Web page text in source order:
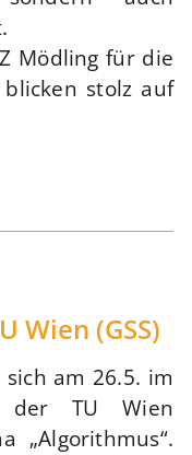
Mödling für die
stolz auf
Wien (GSS)
sich am 26.5. im
der TU Wien
„Algorithmus“.